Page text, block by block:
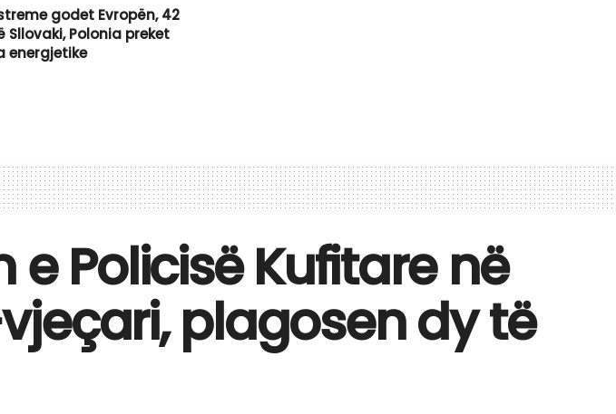
godet Evropën, 42
Sllovaki, Polonia preket
energjetike
Policisë Kufitare në
plagosen dy të